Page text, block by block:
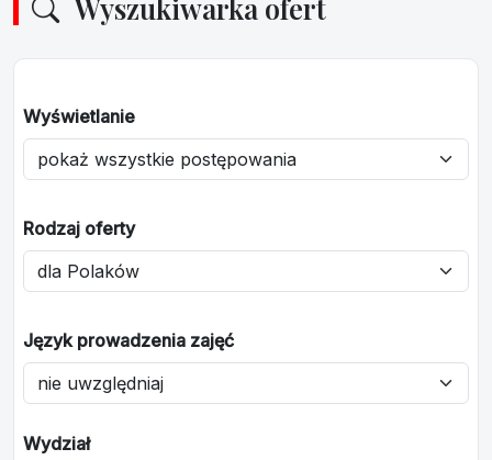
Wyszukiwarka ofert
Wyświetlanie
Rodzaj oferty
Język prowadzenia zajęć
Wydział